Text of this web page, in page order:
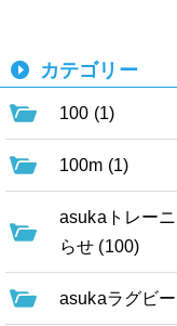
カテゴリー
100 (1)
100m (1)
asukaトレー
らせ (100)
asukaラグビ